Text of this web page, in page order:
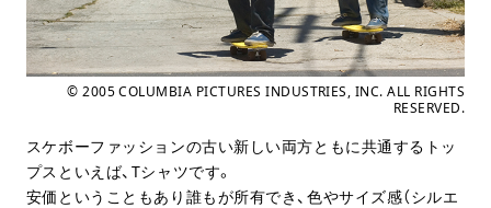
© 2005 COLUMBIA PICTURES INDUSTRIES, INC. ALL RIGHTS
RESERVED.
スケボーファッションの古い新しい両方ともに共通するトッ
プスといえば、Tシャツです。
安価ということもあり誰もが所有でき、色やサイズ感（シルエ